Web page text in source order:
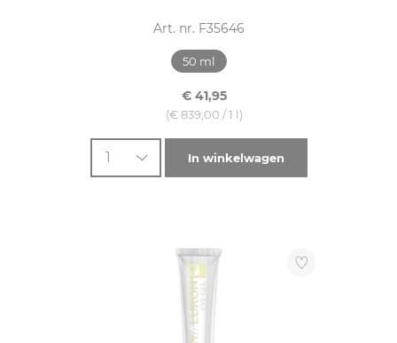
Art. nr. F35646
50 ml
€ 41,95
(€ 839,00 / 1 l)
1 In winkelwagen